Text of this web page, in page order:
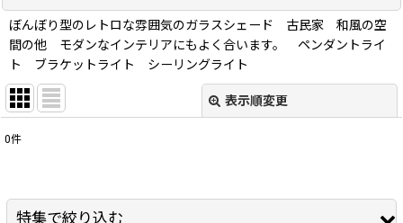
ぼんぼり型のレトロな雰囲気のガラスシェード 古民家 和風の空
間の他 モダンなインテリアにもよく合います。 ペンダントライ
ト ブラケットライト シーリングライト
表示順変更
並び順:
0件
特集で絞り込む